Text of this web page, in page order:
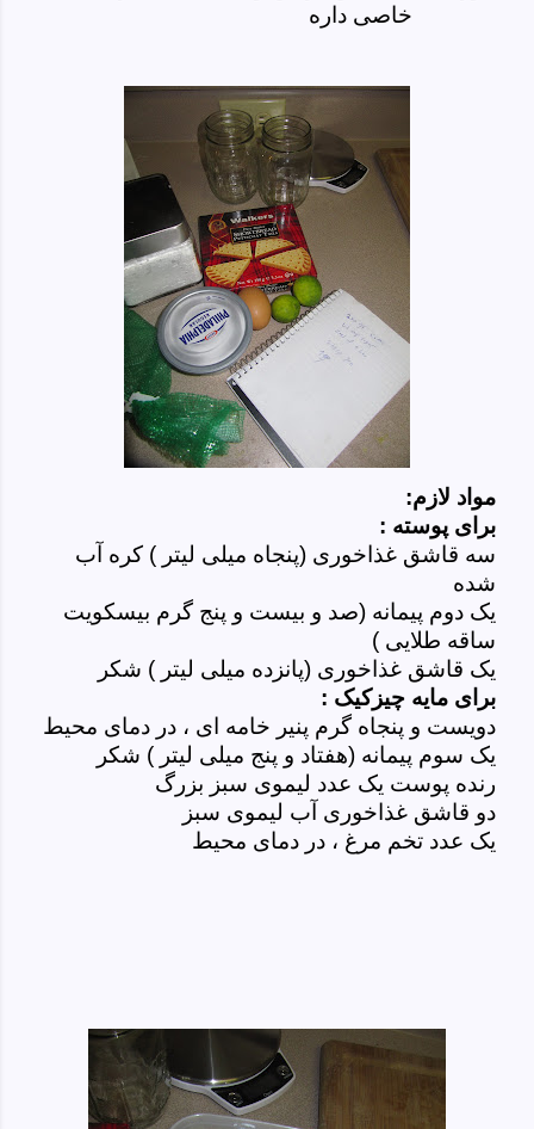
مواد لازم:
برای پوسته :
سه قاشق غذاخوری (پنجاه میلی لیتر ) کره آب
شده
یک دوم پیمانه (صد و بیست و پنج گرم بیسکویت
ساقه طلایی )
یک قاشق غذاخوری (پانزده میلی لیتر ) شکر
برای مایه چیزکیک :
دویست و پنجاه گرم پنیر خامه ای ، در دمای محیط
یک سوم پیمانه (هفتاد و پنج میلی لیتر ) شکر
رنده پوست یک عدد لیموی سبز بزرگ
دو قاشق غذاخوری آب لیموی سبز
یک عدد تخم مرغ ، در دمای محیط